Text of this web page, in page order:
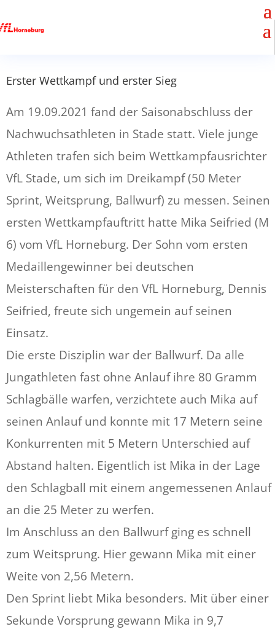
Erster Wettkampf und erster Sieg
Am 19.09.2021 fand der Saisonabschluss der
Nachwuchsathleten in Stade statt. Viele junge
Athleten trafen sich beim Wettkampfausrichter
VfL Stade, um sich im Dreikampf (50 Meter
Sprint, Weitsprung, Ballwurf) zu messen. Seinen
ersten Wettkampfauftritt hatte Mika Seifried (M
6) vom VfL Horneburg. Der Sohn vom ersten
Medaillengewinner bei deutschen
Meisterschaften für den VfL Horneburg, Dennis
Seifried, freute sich ungemein auf seinen
Einsatz.
Die erste Disziplin war der Ballwurf. Da alle
Jungathleten fast ohne Anlauf ihre 80 Gramm
Schlagbälle warfen, verzichtete auch Mika auf
seinen Anlauf und konnte mit 17 Metern seine
Konkurrenten mit 5 Metern Unterschied auf
Abstand halten. Eigentlich ist Mika in der Lage
den Schlagball mit einem angemessenen Anlauf
an die 25 Meter zu werfen.
Im Anschluss an den Ballwurf ging es schnell
zum Weitsprung. Hier gewann Mika mit einer
Weite von 2,56 Metern.
Den Sprint liebt Mika besonders. Mit über einer
Sekunde Vorsprung gewann Mika in 9,7